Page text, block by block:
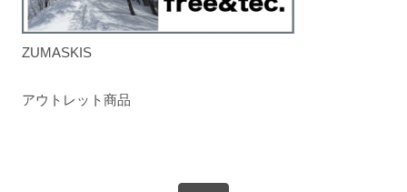
ZUMASKIS
アウトレット商品